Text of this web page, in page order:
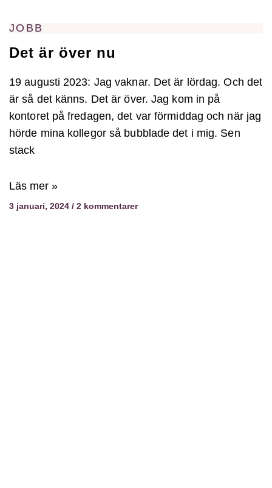
JOBB
Det är över nu
19 augusti 2023: Jag vaknar. Det är lördag. Och det
är så det känns. Det är över. Jag kom in på
kontoret på fredagen, det var förmiddag och när jag
hörde mina kollegor så bubblade det i mig. Sen
stack
Läs mer »
3 januari, 2024 2 kommentarer